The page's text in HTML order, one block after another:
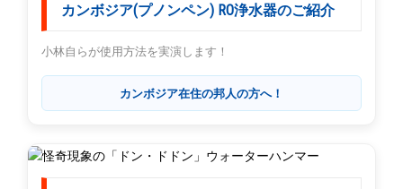
カンボジア(プノンペン) RO浄水器のご紹介
小林自らが使用方法を実演します！
カンボジア在住の邦人の方へ！